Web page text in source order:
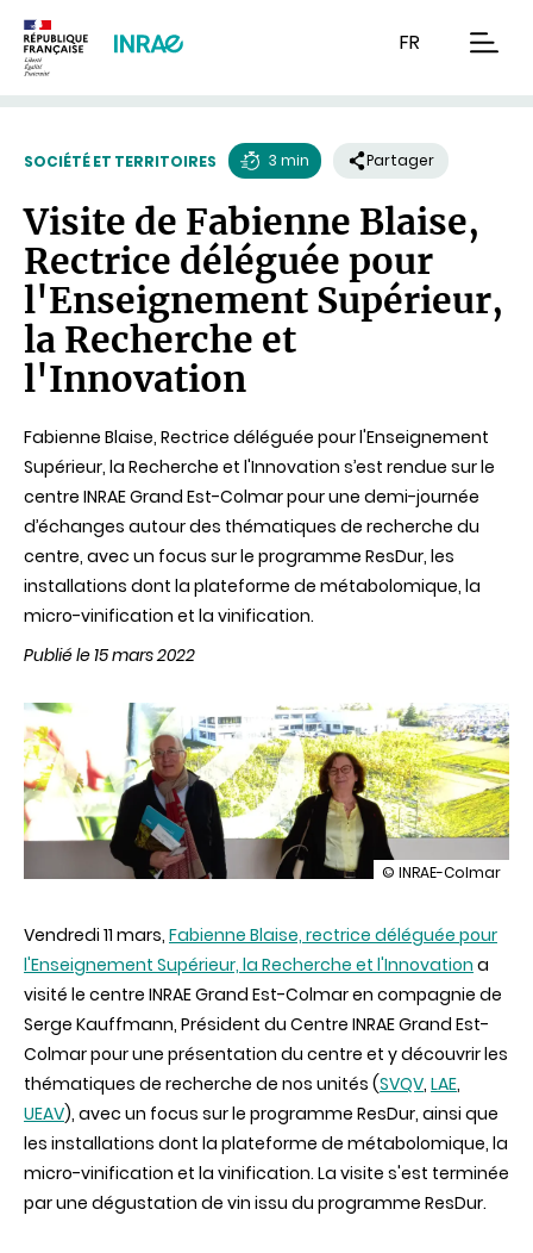
FR
SOCIÉTÉ ET TERRITOIRES
de
lecture
3 min Partager
Visite de Fabienne Blaise,
Rectrice déléguée pour
l'Enseignement Supérieur,
la Recherche et
l'Innovation
Fabienne Blaise, Rectrice déléguée pour l'Enseignement
Supérieur, la Recherche et l'Innovation s’est rendue sur le
centre INRAE Grand Est-Colmar pour une demi-journée
d’échanges autour des thématiques de recherche du
centre, avec un focus sur le programme ResDur, les
installations dont la plateforme de métabolomique, la
micro-vinification et la vinification.
Publié le 15 mars 2022
illustration
Fabienne
Blaise,
Rectrice
déléguée
pour
l'Enseignement
Supérieur,
la
Recherche
et
l'Innovation
© INRAE-Colmar
Vendredi 11 mars, Fabienne Blaise, rectrice déléguée pour
l'Enseignement Supérieur, la Recherche et l'Innovation a
visité le centre INRAE Grand Est-Colmar en compagnie de
Serge Kauffmann, Président du Centre INRAE Grand Est-
Colmar pour une présentation du centre et y découvrir les
thématiques de recherche de nos unités (SVQV, LAE,
UEAV), avec un focus sur le programme ResDur, ainsi que
les installations dont la plateforme de métabolomique, la
micro-vinification et la vinification. La visite s'est terminée
par une dégustation de vin issu du programme ResDur.